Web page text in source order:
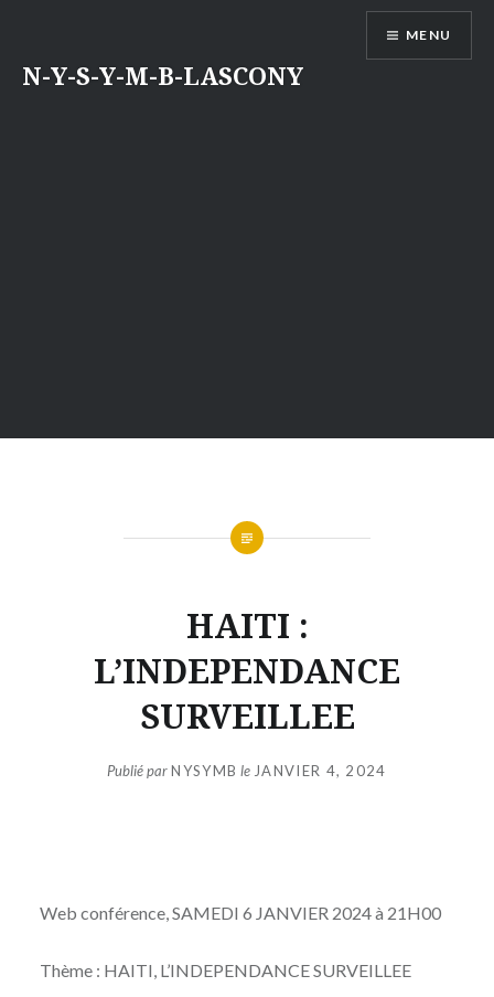
contenu
N-Y-S-Y-M-B-LASCONY
MENU
HAITI :
L’INDEPENDANCE
SURVEILLEE
Publié parNYSYMB le JANVIER 4, 2024
Web conférence, SAMEDI 6 JANVIER 2024 à 21H00
Thème : HAITI, L’INDEPENDANCE SURVEILLEE